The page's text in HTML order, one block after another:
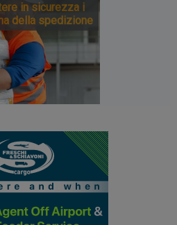
in sicurezza i
della spedizione